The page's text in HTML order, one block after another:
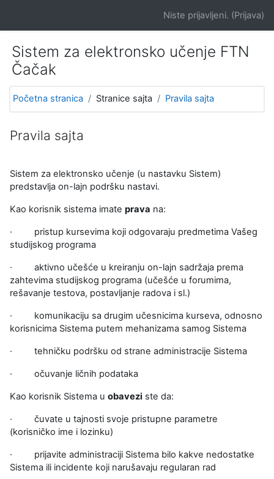
Niste prijavljeni. (Prijava)
Sistem za elektronsko učenje FTN
Čačak
Početna stranica Stranice sajta Pravila sajta
Pravila sajta
Sistem za elektronsko učenje (u nastavku Sistem)
predstavlja on-lajn podršku nastavi.
Kao korisnik sistema imate prava na:
· pristup kursevima koji odgovaraju predmetima Vašeg
studijskog programa
· aktivno učešće u kreiranju on-lajn sadržaja prema
zahtevima studijskog programa (učešće u forumima,
rešavanje testova, postavljanje radova i sl.)
· komunikaciju sa drugim učesnicima kurseva, odnosno
korisnicima Sistema putem mehanizama samog Sistema
· tehničku podršku od strane administracije Sistema
· očuvanje ličnih podataka
Kao korisnik Sistema u obavezi ste da:
· čuvate u tajnosti svoje pristupne parametre
(korisničko ime i lozinku)
· prijavite administraciji Sistema bilo kakve nedostatke
Sistema ili incidente koji narušavaju regularan rad